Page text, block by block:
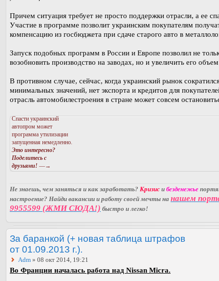
Причем ситуация требует не просто поддержки отрасли, а ее
Участие в программе позволит украинским покупателям
компенсацию из госбюджета при сдаче старого авто в
Запуск подобных программ в России и Европе позволил не
возобновить производство на заводах, но и увеличить его
В противном случае, сейчас, когда украинский рынок
минимальных значений, нет экспорта и кредитов для
отрасль автомобилестроения в стране может совсем
Спасти украинский
автопром может
программа утилизации
запущенная немедленно.
Это интересно?
Поделитесь с
друзьями! —→
Не знаешь, чем заняться и как заработать? Кризис и безденежье
настроение? Найди вакансии и работу своей мечты на нашем
9955599 (ЖМИ СЮДА!) быстро и легко!
За баранкой (+ новая таблица штрафов
от 01.09.2013 г.).
Adm » 08 окт 2014, 19:21
Во Франции началась работа над Nissan Micra.